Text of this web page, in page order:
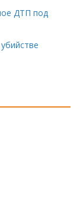
ДТП под